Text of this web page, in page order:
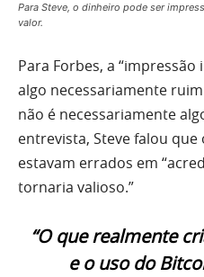
Para Steve, o dinheiro pode ser
valor.
Para Forbes, a
algo necessariamente
não é necessariamente
entrevista, Steve falou
estavam errados em
tornaria valioso.”
“O que realmente
e o uso do